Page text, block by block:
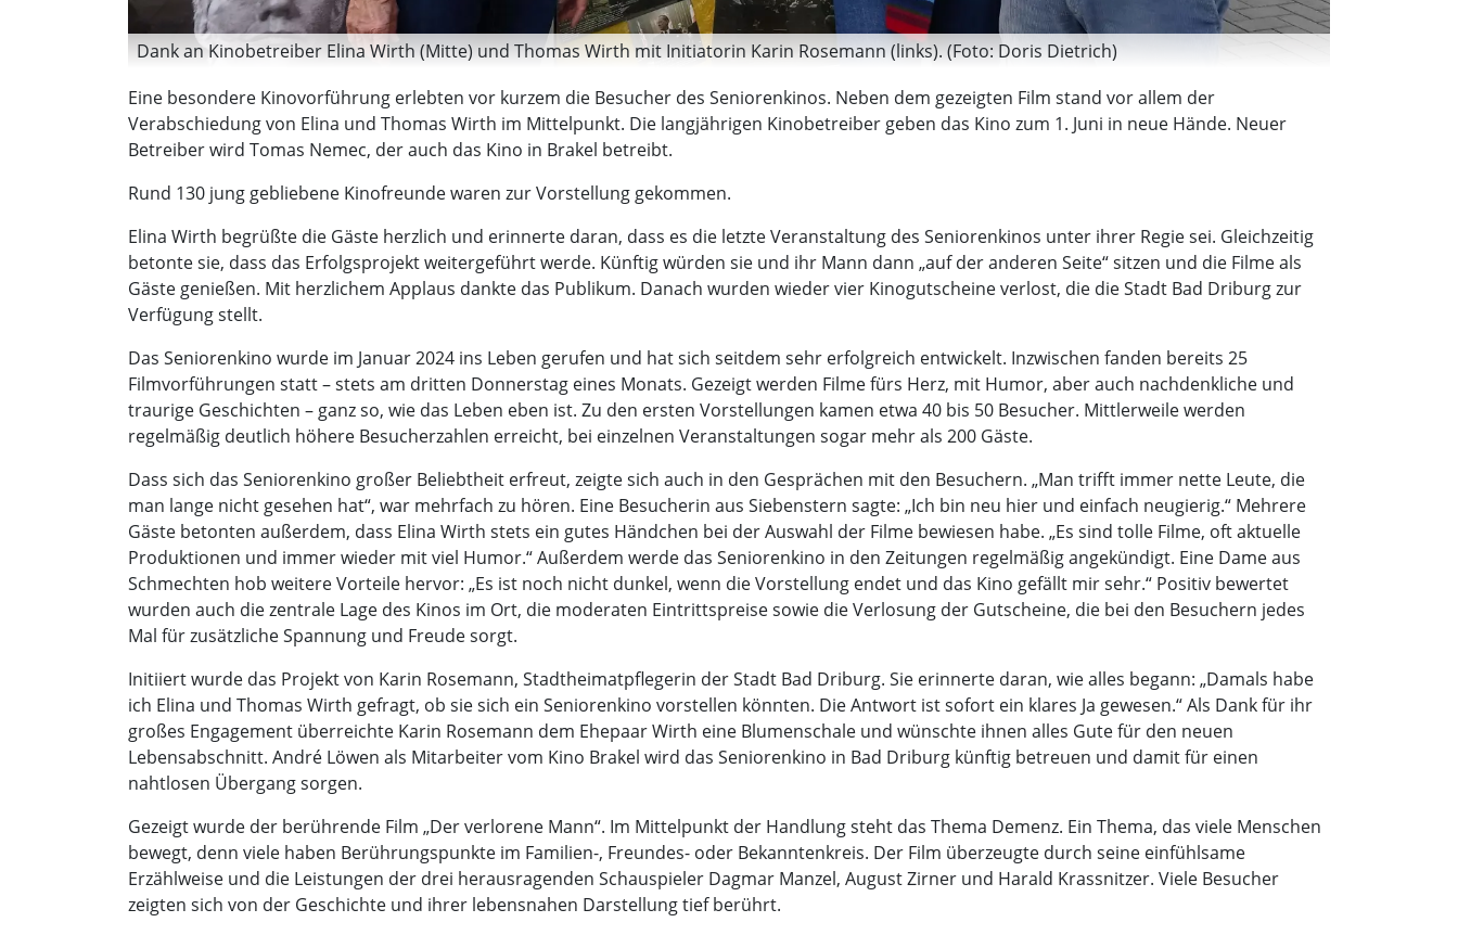
Dank an Kinobetreiber Elina Wirth (Mitte) und Thomas Wirth mit Initiatorin Karin Rosemann (links). (Foto: Doris Dietrich)
Eine besondere Kinovorführung erlebten vor kurzem die Besucher des Seniorenkinos. Neben dem gezeigten Film stand vor allem der
Verabschiedung von Elina und Thomas Wirth im Mittelpunkt. Die langjährigen Kinobetreiber geben das Kino zum 1. Juni in neue Hände. Neuer
Betreiber wird Tomas Nemec, der auch das Kino in Brakel betreibt.
Rund 130 jung gebliebene Kinofreunde waren zur Vorstellung gekommen.
Elina Wirth begrüßte die Gäste herzlich und erinnerte daran, dass es die letzte Veranstaltung des Seniorenkinos unter ihrer Regie sei. Gleichzeitig
betonte sie, dass das Erfolgsprojekt weitergeführt werde. Künftig würden sie und ihr Mann dann „auf der anderen Seite“ sitzen und die Filme als
Gäste genießen. Mit herzlichem Applaus dankte das Publikum. Danach wurden wieder vier Kinogutscheine verlost, die die Stadt Bad Driburg zur
Verfügung stellt.
Das Seniorenkino wurde im Januar 2024 ins Leben gerufen und hat sich seitdem sehr erfolgreich entwickelt. Inzwischen fanden bereits 25
Filmvorführungen statt – stets am dritten Donnerstag eines Monats. Gezeigt werden Filme fürs Herz, mit Humor, aber auch nachdenkliche und
traurige Geschichten – ganz so, wie das Leben eben ist. Zu den ersten Vorstellungen kamen etwa 40 bis 50 Besucher. Mittlerweile werden
regelmäßig deutlich höhere Besucherzahlen erreicht, bei einzelnen Veranstaltungen sogar mehr als 200 Gäste.
Dass sich das Seniorenkino großer Beliebtheit erfreut, zeigte sich auch in den Gesprächen mit den Besuchern. „Man trifft immer nette Leute, die
man lange nicht gesehen hat“, war mehrfach zu hören. Eine Besucherin aus Siebenstern sagte: „Ich bin neu hier und einfach neugierig.“ Mehrere
Gäste betonten außerdem, dass Elina Wirth stets ein gutes Händchen bei der Auswahl der Filme bewiesen habe. „Es sind tolle Filme, oft aktuelle
Produktionen und immer wieder mit viel Humor.“ Außerdem werde das Seniorenkino in den Zeitungen regelmäßig angekündigt. Eine Dame aus
Schmechten hob weitere Vorteile hervor: „Es ist noch nicht dunkel, wenn die Vorstellung endet und das Kino gefällt mir sehr.“ Positiv bewertet
wurden auch die zentrale Lage des Kinos im Ort, die moderaten Eintrittspreise sowie die Verlosung der Gutscheine, die bei den Besuchern jedes
Mal für zusätzliche Spannung und Freude sorgt.
Initiiert wurde das Projekt von Karin Rosemann, Stadtheimatpflegerin der Stadt Bad Driburg. Sie erinnerte daran, wie alles begann: „Damals habe
ich Elina und Thomas Wirth gefragt, ob sie sich ein Seniorenkino vorstellen könnten. Die Antwort ist sofort ein klares Ja gewesen.“ Als Dank für ihr
großes Engagement überreichte Karin Rosemann dem Ehepaar Wirth eine Blumenschale und wünschte ihnen alles Gute für den neuen
Lebensabschnitt. André Löwen als Mitarbeiter vom Kino Brakel wird das Seniorenkino in Bad Driburg künftig betreuen und damit für einen
nahtlosen Übergang sorgen.
Gezeigt wurde der berührende Film „Der verlorene Mann“. Im Mittelpunkt der Handlung steht das Thema Demenz. Ein Thema, das viele Menschen
bewegt, denn viele haben Berührungspunkte im Familien-, Freundes- oder Bekanntenkreis. Der Film überzeugte durch seine einfühlsame
Erzählweise und die Leistungen der drei herausragenden Schauspieler Dagmar Manzel, August Zirner und Harald Krassnitzer. Viele Besucher
zeigten sich von der Geschichte und ihrer lebensnahen Darstellung tief berührt.